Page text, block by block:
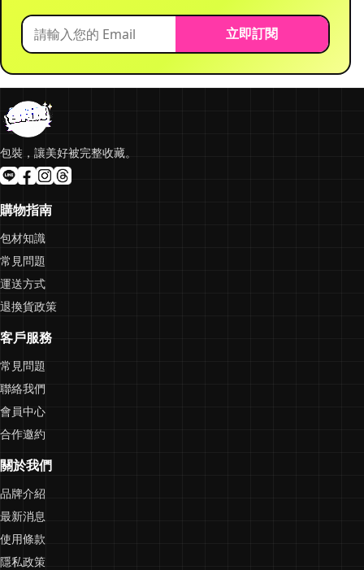
立即訂閱
包裝，讓美好被完整收藏。
購物指南
包材知識
常見問題
運送方式
退換貨政策
客戶服務
常見問題
聯絡我們
會員中心
合作邀約
關於我們
品牌介紹
最新消息
使用條款
隱私政策